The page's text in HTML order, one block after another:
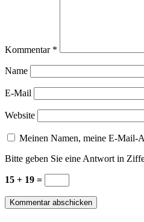
Kommentar *
Name
E-Mail
Website
Meinen Namen, meine E-Mail-
Bitte geben Sie eine Antwort in
15 + 19 =